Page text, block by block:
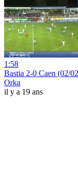
1:58
Bastia 2-0 Caen (02/
Orka
il y a 19 ans